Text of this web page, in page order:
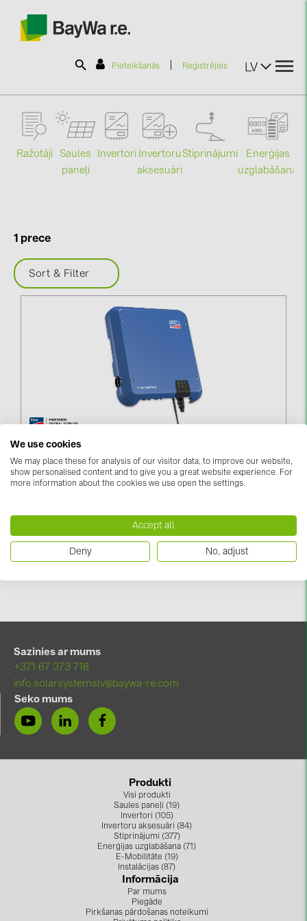
Pieteikšanās Reģistrējies LV
SOLAR-PLANIT
Jaunumi
Katalogi
Invertori (105)
Invertoru aksesuāri (84)
Enerģijas uzglabāšana (71)
Instalācijas (87)
RAŽOTĀJI
EVOPIPES (7)
FRONIUS (42)
GROMTOR (32)
GoodWe (40)
HUAWEI (53)
Ražotāji
Saules
paneļi
Invertori Invertoru
aksesuāri
Stiprinājumi
Enerģijas
uzglabāšana
1 prece
Sort & Filter
SMA Sunny Tripower 6.0 STP6.0-3AV-40 (STP6.0-
3AV-40)
Piesakieties, lai redzētu cenas
Sazinies ar mums
+371 67 373 718
info.solarsystemslv@baywa-re.com
Seko mums
Produkti
Visi produkti
Saules paneļi (19)
Invertori (105)
Invertoru aksesuāri (84)
Stiprinājumi (377)
Enerģijas uzglabāšana (71)
E-Mobilitāte (19)
Instalācijas (87)
Informācija
Par mums
Piegāde
Pirkšanas pārdošanas noteikumi
We use cookies
We may place these for analysis of our visitor data, to improve our website,
show personalised content and to give you a great website experience. For
more information about the cookies we use open the settings.
Accept all
Deny No, adjust